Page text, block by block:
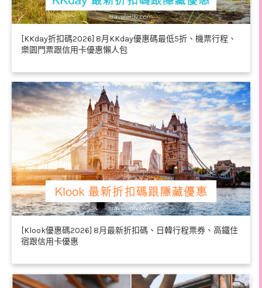
[KKday折扣碼2026] 8月KKday優惠碼最低5折、機票行程、
樂園門票跟信用卡優惠懶人包
[Klook優惠碼2026] 8月最新折扣碼、日韓行程票券、高鐵住
宿跟信用卡優惠